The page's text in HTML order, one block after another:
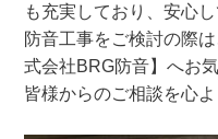
も充実しており、安心
防音工事をご検討の際
式会社BRG防音】へお
皆様からのご相談を心